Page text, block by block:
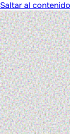
Saltar al